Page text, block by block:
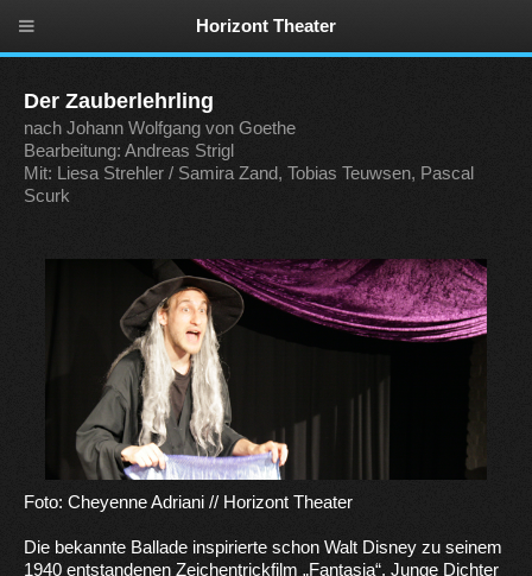
Der Zauberlehrling
nach Johann Wolfgang von Goethe
Bearbeitung: Andreas Strigl
Mit: Liesa Strehler / Samira Zand, Tobias Teuwsen, Pascal
Scurk
Foto: Cheyenne Adriani // Horizont Theater
Die bekannte Ballade inspirierte schon Walt Disney zu seinem
1940 entstandenen Zeichentrickfilm „Fantasia“. Junge Dichter
Horizont Theater